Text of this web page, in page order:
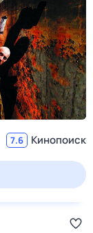
7.6 Кинопоиск